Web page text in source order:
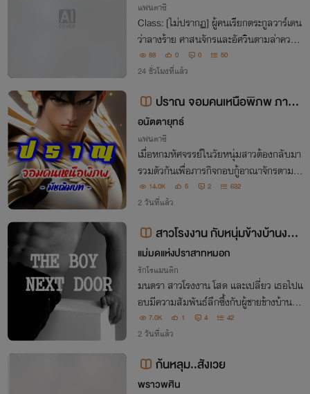
แฟนตาซี
Class: [ไม่ปรากฏ] ผู้คนเรียกตระกูลวาร์เดน
ว่าลางร้าย ศาสนจักรและอัศวินตามล่าความ
ลับที่ถูกฝังไว้ ส่วนเงาของยุคเทพกำลังขยับอ
ยู่หลังบัลลังก์ไร้หน้า หากโลกนี้ไม่เหลือที่ให้เ
88 0 0 50
24 ชั่วโมงที่แล้ว
ปราณ จอมคนเหนือพิภพ ภาคมั
ชฌิมบท
อนัตตายุทธ์
แฟนตาซี
เมื่อหกมหัศจรรย์ในวัยหนุ่มสาวต้องกลับมา
รวมตัวกันเพื่อภารกิจกอบกู้อาณาจักรตามโอ
งการสวรรค์และสลายสามขุมกำลัง ได้แก่ ส
มาพันธ์ภูตฌานวิญญาณยุทธ์, นิกายจอมเท
สิ้นสูญ
14.0K 5 2 632
2 วันที่แล้ว
สาวโรงงาน กับหนุ่มข้างบ้านงาน
ดี
แม่มดแห่งปราสาทหมอก
รักโรแมนติก
มนตรา สาวโรงงาน โสด และเปลี่ยว เธอไปแ
อบมีความสัมพันธ์ลึกซึ้งกับผู้ชายข้างบ้าน เรื่
องนี้จะเป็นเรื่องราวแอบแซ่บธรรมดา แต่มัน
ไม่ง่าย เพราะผู้ชายคนนั้นดันเป็น โรบอตแอน
7.0K 1 4 42
2 วันที่แล้ว
ก้นหลุม..สังเวย
พราวพศิน